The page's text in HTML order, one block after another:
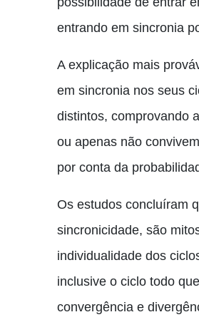
entrando em sincronia
A explicação mais
em sincronia nos seus
distintos, comprovando
ou apenas não
por conta da
Os estudos concluíram
sincronicidade, são
individualidade dos
inclusive o ciclo todo
convergência e